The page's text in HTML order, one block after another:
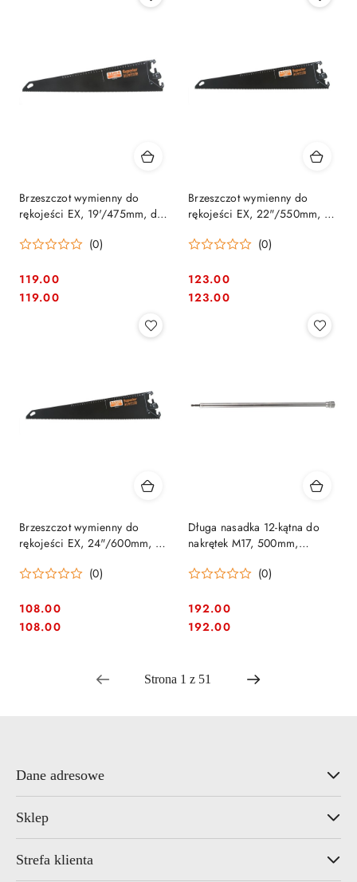
Brzeszczot wymienny do
rękojeści EX, 19'/475mm, do
Superior Bahco [EX-19-XT9-C]
(0)
Cena:
119.00
Cena:
119.00
Brzeszczot wymienny do
rękojeści EX, 22"/550mm, do
Superior Bahco [EX-22-XT7-C]
(0)
Cena:
123.00
Cena:
123.00
Brzeszczot wymienny do
rękojeści EX, 24"/600mm, do
Superior Bahco [EX-24-XT7-C]
(0)
Cena:
108.00
Cena:
108.00
Długa nasadka 12-kątna do
nakrętek M17, 500mm,
52657]
(0)
Cena:
192.00
Cena:
192.00
Dane adresowe
Sklep
Strefa klienta